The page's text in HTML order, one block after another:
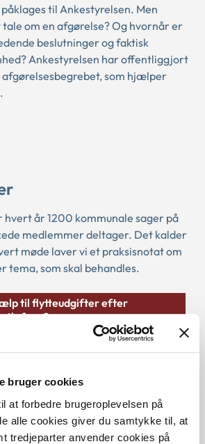
bruger cookies
at forbedre brugeroplevelsen på
alle cookies giver du samtykke til, at
tredjeparter anvender cookies på
til Ankestyrelsen. Men
om en afgørelse? Og hvornår er
beslutninger og faktisk
Ankestyrelsen har offentliggjort
afgørelsesbegrebet, som hjælper
år 1200 kommunale sager på
medlemmer deltager. Det kalder
møde laver vi et praksisnotat om
tema, som skal behandles.
til flytteudgifter efter
1 og 2
dig ét af vores formidlings- og